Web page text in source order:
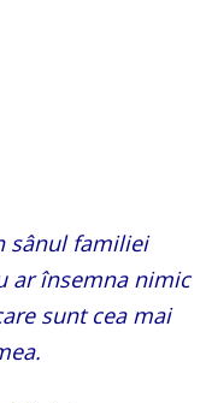
sânul familiei
ar însemna nimic
sunt cea mai